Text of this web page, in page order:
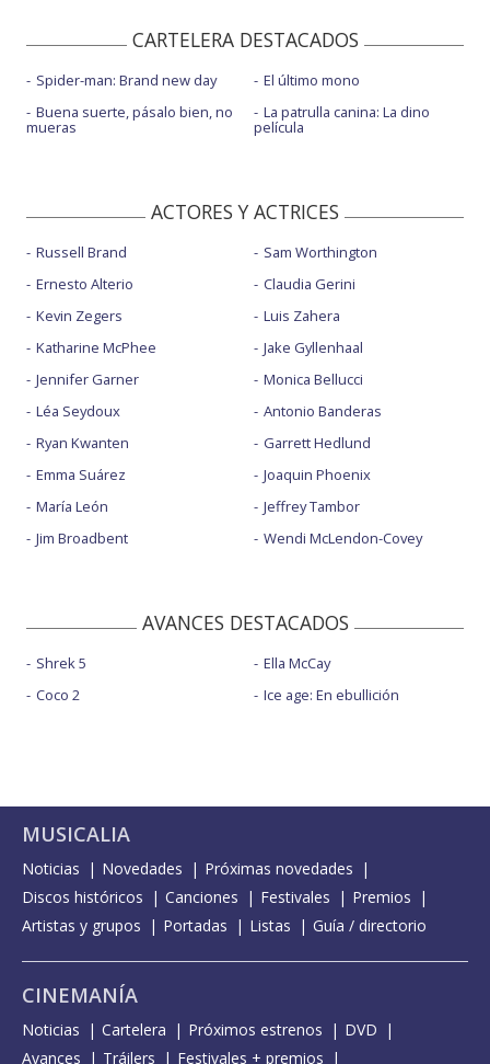
CARTELERA DESTACADOS
Spider-man: Brand new day
Buena suerte, pásalo bien, no
mueras
El último mono
La patrulla canina: La dino
película
ACTORES Y ACTRICES
Russell Brand
Ernesto Alterio
Kevin Zegers
Katharine McPhee
Jennifer Garner
Léa Seydoux
Ryan Kwanten
Emma Suárez
María León
Jim Broadbent
Sam Worthington
Claudia Gerini
Luis Zahera
Jake Gyllenhaal
Monica Bellucci
Antonio Banderas
Garrett Hedlund
Joaquin Phoenix
Jeffrey Tambor
Wendi McLendon-Covey
AVANCES DESTACADOS
Shrek 5
Coco 2
Ella McCay
Ice age: En ebullición
MUSICALIA
Noticias Novedades
Próximas novedades
Discos históricos
Canciones Festivales
Premios
Artistas y grupos
Portadas Listas Guía / directorio
CINEMANÍA
Noticias Cartelera Próximos estrenos
DVD
Avances
Tráilers Festivales + premios